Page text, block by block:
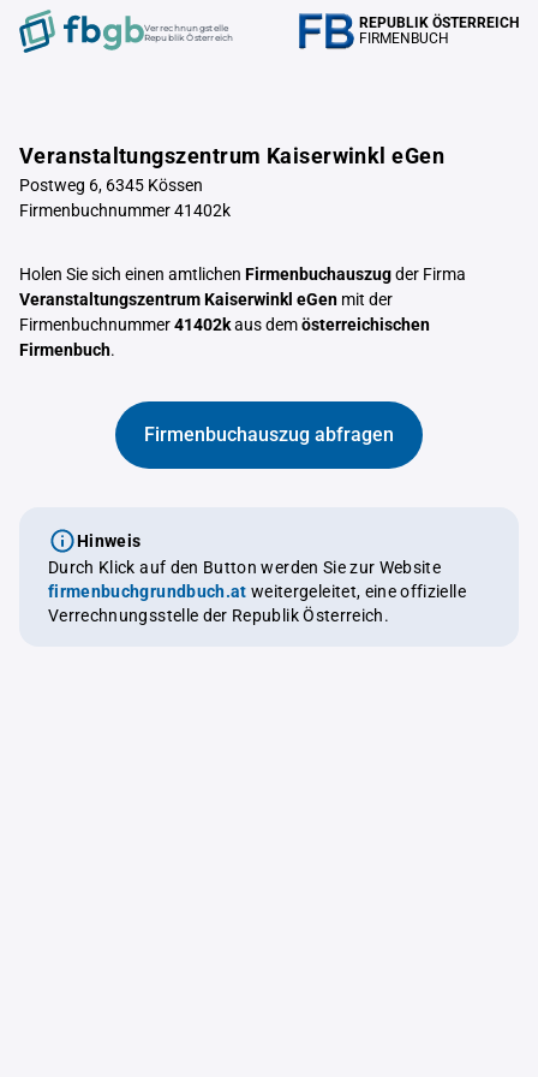
Verrechnungstelle
Republik Österreich
REPUBLIK ÖSTERREICH
FIRMENBUCH
Veranstaltungszentrum Kaiserwinkl eGen
Postweg 6, 6345 Kössen
Firmenbuchnummer 41402k
Holen Sie sich einen amtlichen Firmenbuchauszugder Firma
Veranstaltungszentrum Kaiserwinkl eGen mit der
Firmenbuchnummer41402kaus demösterreichischen
Firmenbuch.
Firmenbuchauszug abfragen
Hinweis
Durch Klick auf den Button werden Sie zur Website
firmenbuchgrundbuch.at weitergeleitet, eine offizielle
Verrechnungsstelle der Republik Österreich.